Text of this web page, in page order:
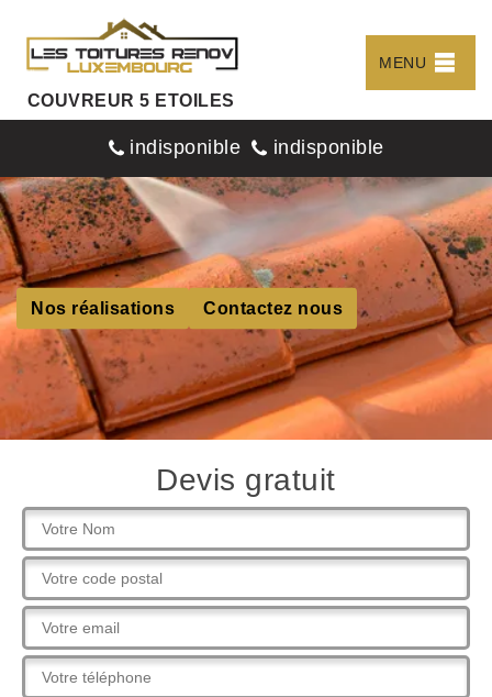
COUVREUR 5 ETOILES
MENU
indisponible indisponible
Nos réalisations Contactez nous
Devis gratuit